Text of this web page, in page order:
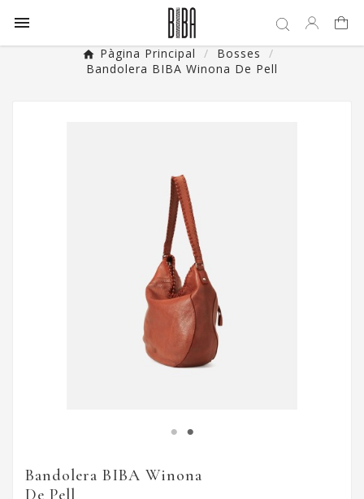

Pàgina Principal
Bosses
Bandolera BIBA Winona De Pell
Bandolera BIBA Winona